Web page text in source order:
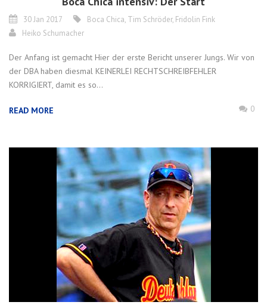
30 Jan 2017 Boca Chica, Tim Schröder, Fridolin Fink
Heiko Schumacher
Der Anfang ist gemacht Hier der erste Bericht unserer Jungs. Wir von
der DBA haben diesmal KEINERLEI RECHTSCHREIBFEHLER
KORRIGIERT, damit es so...
READ MORE 0